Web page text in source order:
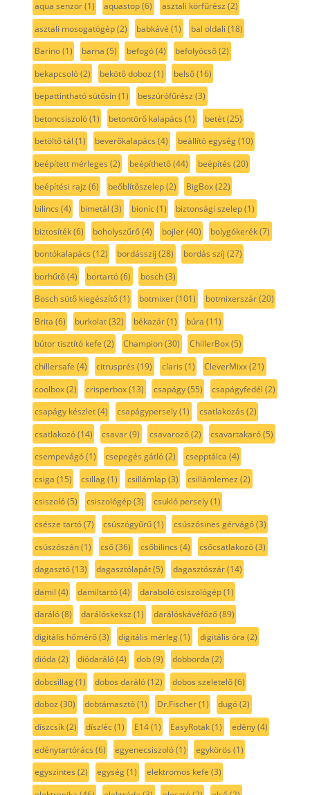
aqua senzor(1) aquastop(6) asztali körfűrész (2)
asztali mosogatógép(2) babkávé (1) bal oldali (18)
Barino(1) barna (5) befogó(4) befolyócső(2)
bekapcsoló(2) bekötő doboz (1) belső(16)
bepattintható sütősín(1) beszúrófűrész (3)
betoncsiszoló(1) betontörő kalapács (1) betét(25)
betöltő tál (1) beverőkalapács (4) beállító egység(10)
beépített mérleges (2) beépíthető(44) beépítés (20)
beépítési rajz (6) beőblítőszelep(2) BigBox(22)
bilincs (4) bimetál (3) bionic(1) biztonsági szelep(1)
biztosíték(6) boholyszűrő(4) bojler(40) bolygókerék(7)
bontókalapács (12) bordásszíj (28) bordás szíj (27)
borhűtő(4) bortartó(6) bosch(3)
Bosch sütő kiegészítő(1) botmixer(101) botmixerszár(20)
Brita (6) burkolat(32) békazár(1) búra (11)
bútor tisztító kefe (2) Champion(30) ChillerBox(5)
chillersafe (4) citrusprés (19) claris (1) CleverMixx(21)
coolbox(2) crisperbox(13) csapágy(55) csapágyfedél (2)
csapágy készlet(4) csapágypersely(1) csatlakozás (2)
csatlakozó(14) csavar(9) csavarozó(2) csavartakaró(5)
csempevágó(1) csepegés gátló(2) csepptálca (4)
csiga (15) csillag(1) csillámlap(3) csillámlemez (2)
csiszoló(5) csiszológép(3) csukló persely(1)
csésze tartó(7) csúszógyűrű(1) csúszósines gérvágó(3)
csúszószán(1) cső(36) csőbilincs (4) csőcsatlakozó(3)
dagasztó(13) dagasztólapát(5) dagasztószár(14)
damil (4) damiltartó(4) daraboló csiszológép(1)
daráló(8) darálóskeksz (1) darálóskávéfőző(89)
digitális hőmérő(3) digitális mérleg(1) digitális óra (2)
dióda (2) diódaráló(4) dob(9) dobborda (2)
dobcsillag(1) dobos daráló(12) dobos szeletelő(6)
doboz (30) dobtámasztó(1) Dr.Fischer(1) dugó(2)
díszcsík(2) díszléc(1) E14(1) EasyRotak(1) edény(4)
edénytartórács (6) egyenecsiszoló(1) egykörös (1)
egyszintes (2) egység(1) elektromos kefe (3)